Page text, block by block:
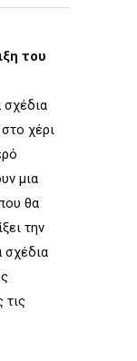
του
χέρι
μια
θα
την
σχέδια
τις